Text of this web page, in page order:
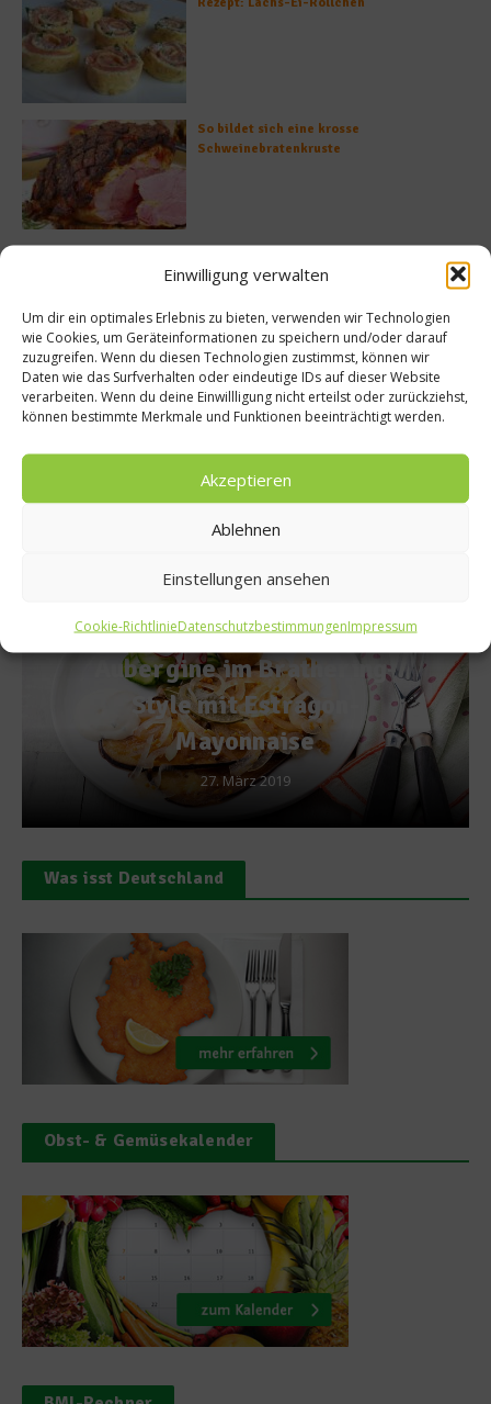
Einwilligung verwalten
Um dir ein optimales Erlebnis zu bieten, verwenden wir Technologien
wie Cookies, um Geräteinformationen zu speichern und/oder darauf
zuzugreifen. Wenn du diesen Technologien zustimmst, können wir
Daten wie das Surfverhalten oder eindeutige IDs auf dieser Website
verarbeiten. Wenn du deine Einwillligung nicht erteilst oder zurückziehst,
können bestimmte Merkmale und Funktionen beeinträchtigt werden.
Akzeptieren
Ablehnen
Einstellungen ansehen
Cookie-RichtlinieDatenschutzbestimmungenImpressum
So bildet sich eine krosse
Schweinebratenkruste
Heinz Beck im Forte Village Resort
Was ist der Unterschied zwischen Limonen
und Limetten?
Bio & Co
Wie entsteht die
22. März 2012
Was isst Deutschland
Obst- & Gemüsekalender